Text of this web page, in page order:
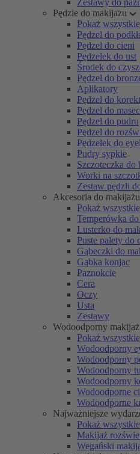
Zestawy do
Pędzle do makijażu
Pokaż wszystkie
Pędzel do
Pędzel do cieni
Pędzelek do ust
Środek do
Pędzel do
Aplikatory
Pędzel do
Pędzel do
Pędzel do pudru
Pędzel do
Pędzelek do
Pudry sypkie
Szczoteczka do
Worki na
Zestaw pędzli
Akcesoria do makijażu
Pokaż wszystkie
Temperówka
Lusterko do
Puste palety do
Gąbeczki do
Gąbka konjac
Paznokcie
Cera
Oczy
Usta
Zestawy
Wodoodporny makijaż
Pokaż wszystkie
Wodoodporny
Wodoodporny
Wodoodporny
Wodoodporny
Wodoodporne
Wodoodporne
Najważniejsze
Pokaż wszystkie
Makijaż
Wegański